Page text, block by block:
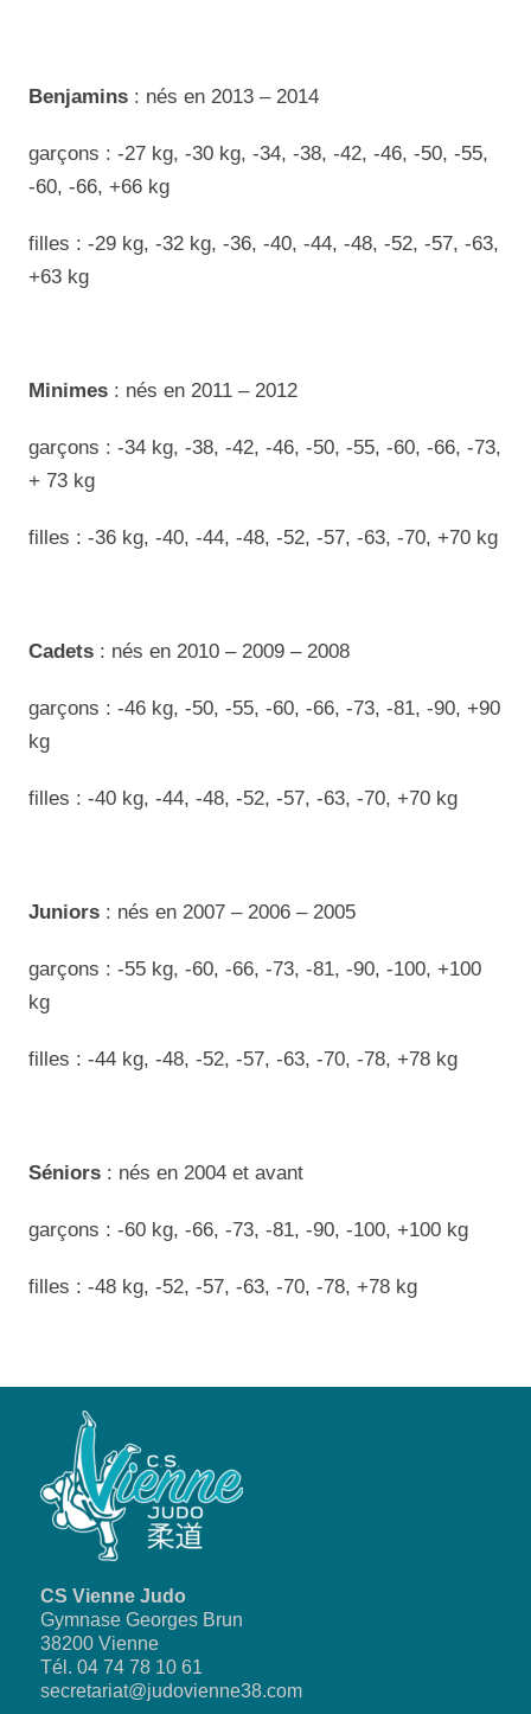
Benjamins : nés en 2013 – 2014
garçons : -27 kg, -30 kg, -34, -38, -42, -46, -50, -55,
-60, -66, +66 kg
filles : -29 kg, -32 kg, -36, -40, -44, -48, -52, -57, -63,
+63 kg
Minimes : nés en 2011 – 2012
garçons : -34 kg, -38, -42, -46, -50, -55, -60, -66, -73,
+ 73 kg
filles : -36 kg, -40, -44, -48, -52, -57, -63, -70, +70 kg
Cadets : nés en 2010 – 2009 – 2008
garçons : -46 kg, -50, -55, -60, -66, -73, -81, -90, +90
kg
filles : -40 kg, -44, -48, -52, -57, -63, -70, +70 kg
Juniors : nés en 2007 – 2006 – 2005
garçons : -55 kg, -60, -66, -73, -81, -90, -100, +100
kg
filles : -44 kg, -48, -52, -57, -63, -70, -78, +78 kg
Séniors : nés en 2004 et avant
garçons : -60 kg, -66, -73, -81, -90, -100, +100 kg
filles : -48 kg, -52, -57, -63, -70, -78, +78 kg
CS Vienne Judo
Gymnase Georges Brun
38200 Vienne
Tél. 04 74 78 10 61
secretariat@judovienne38.com